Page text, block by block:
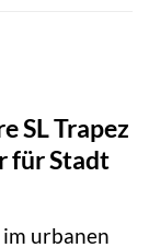
SL Trapez
für Stadt
im urbanen